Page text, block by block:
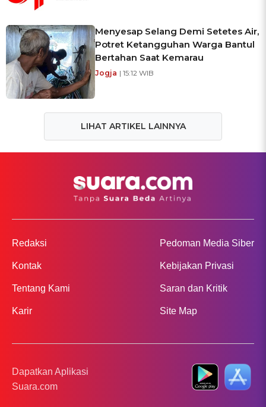
Menyesap Selang Demi Setetes Air,
Potret Ketangguhan Warga Bantul
Bertahan Saat Kemarau
Jogja | 15:12 WIB
LIHAT ARTIKEL LAINNYA
Redaksi
Kontak
Tentang Kami
Karir
Pedoman Media Siber
Kebijakan Privasi
Saran dan Kritik
Site Map
Dapatkan Aplikasi
Suara.com